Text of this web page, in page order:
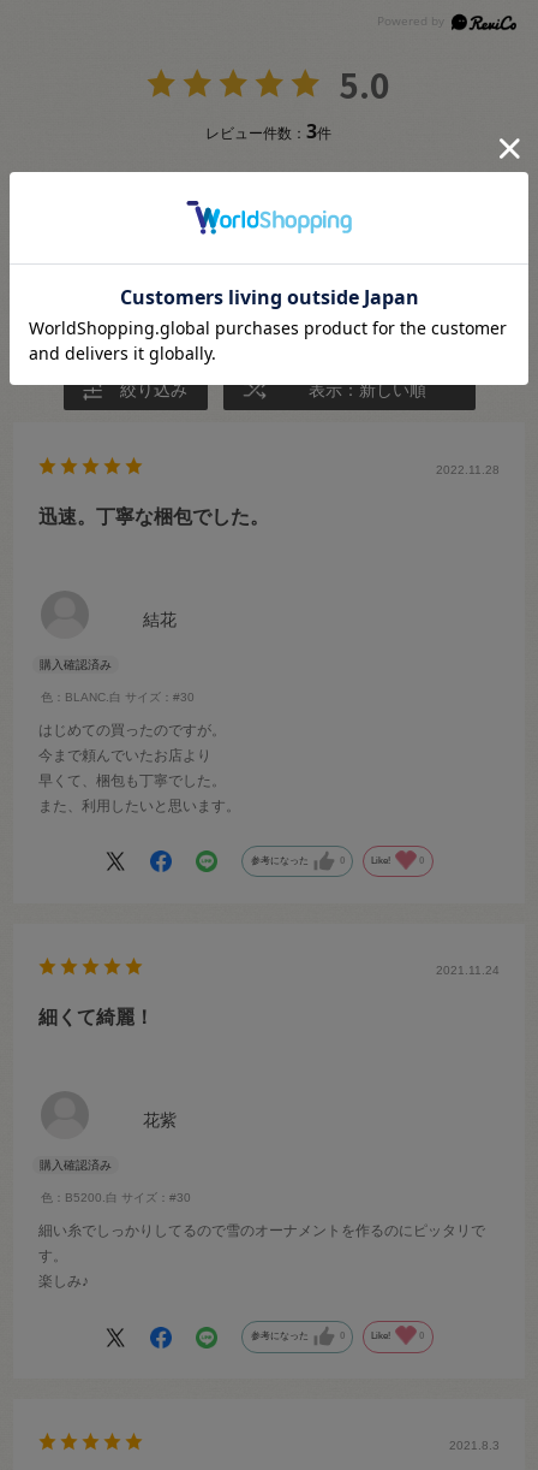
5.0
レビュー件数：3件
★2
絞り込み 表示：新しい順
結花
色：BLANC.白 サイズ：#30
2022.11.28
迅速。丁寧な梱包でした。
はじめての買ったのですが。
今まで頼んでいたお店より
早くて、梱包も丁寧でした。
また、利用したいと思います。
参考になった 0 Like! 0
花紫
色：B5200.白 サイズ：#30
2021.11.24
細くて綺麗！
細い糸でしっかりしてるので雪のオーナメントを作るのにピッタリで
す。
楽しみ♪
参考になった 0 Like! 0
2021.8.3